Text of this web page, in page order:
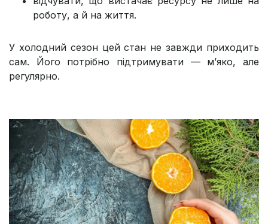
роботу, а й на життя.
У холодний сезон цей стан не завжди приходить
сам. Його потрібно підтримувати — м’яко, але
регулярно.